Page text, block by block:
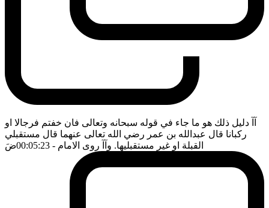
آآ دليل ذلك هو ما جاء في قوله سبحانه وتعالى فان خفتم فرجالا او
ركبانا قال عبدالله بن عمر رضي الله تعالى عنهما قال مستقبلي
القبلة او غير مستقبليها. وآآ روى الامام - 00:05:23 ضَ